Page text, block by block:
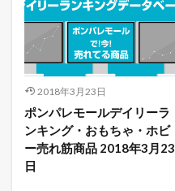
2018年3月23日
ポンパレモールデイリーラ
ンキング・おもちゃ・ホビ
ー売れ筋商品 2018年3月23
日